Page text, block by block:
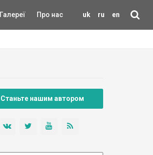
uk ru en
Галереї Про нас
Станьте нашим автором